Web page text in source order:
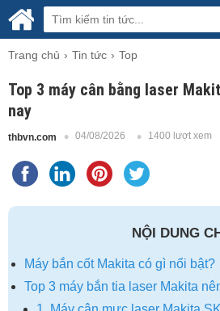
Trang chủ Tin tức Top
Top 3 máy cân bằng laser
nay
thbvn.com 04/08/2026 1400 lượt xem
NỘI DUNG
Máy bắn cốt Makita có gì nổi bật?
Top 3 máy bắn tia laser Makita